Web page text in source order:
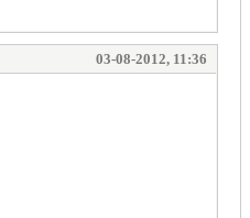
03-08-2012, 11:36